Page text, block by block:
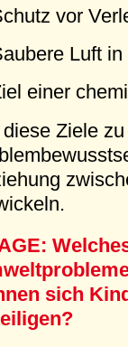
vor
Luft
einer
Ziele
sich